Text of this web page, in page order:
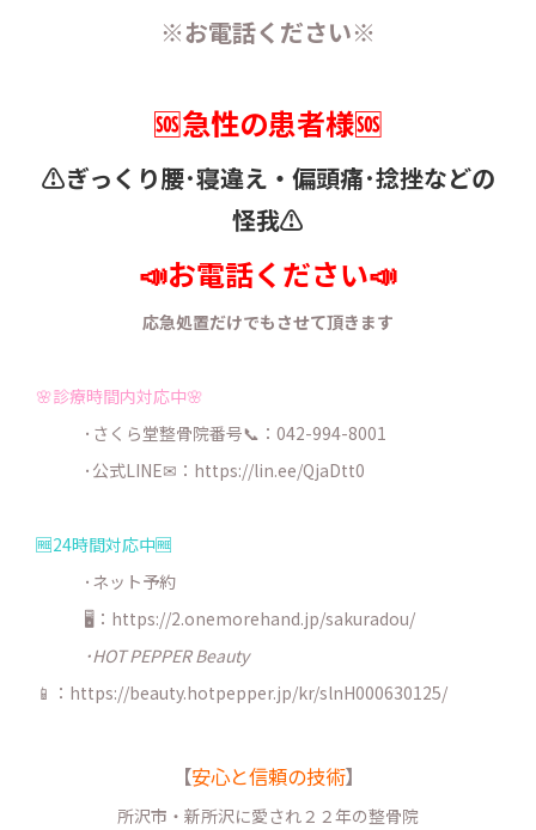
※お電話ください※
🆘急性の患者様🆘
⚠️ぎっくり腰･寝違え・ 偏頭痛･捻挫などの
怪我⚠️
📣お電話ください📣
応急処置だけでもさせて頂きます
🌸診療時間内対応中🌸
･さくら堂整骨院番号📞：042-994-8001
･公式LINE✉： https://lin.ee/QjaDtt0
🆓24時間対応中🆓
･ネット予約
🖥：https://2.onemorehand.jp/sakuradou/
･HOT PEPPER Beauty
📱：https://beauty.hotpepper.jp/kr/slnH000630125/
【安心と信頼の技術】
所沢市・新所沢に愛され２２年の整骨院